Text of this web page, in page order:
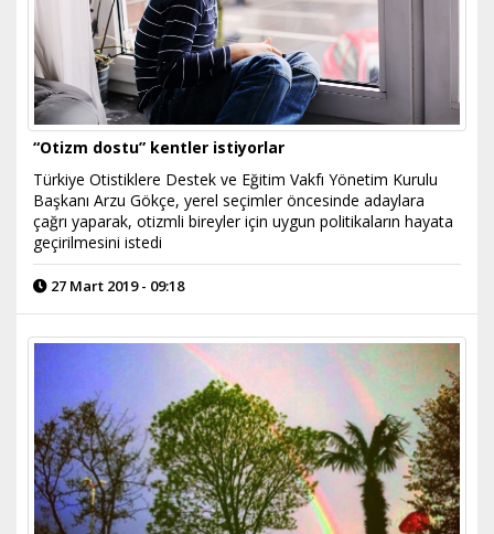
“Otizm dostu” kentler istiyorlar
Türkiye Otistiklere Destek ve Eğitim Vakfı Yönetim Kurulu
Başkanı Arzu Gökçe, yerel seçimler öncesinde adaylara
çağrı yaparak, otizmli bireyler için uygun politikaların hayata
geçirilmesini istedi
27 Mart 2019 - 09:18